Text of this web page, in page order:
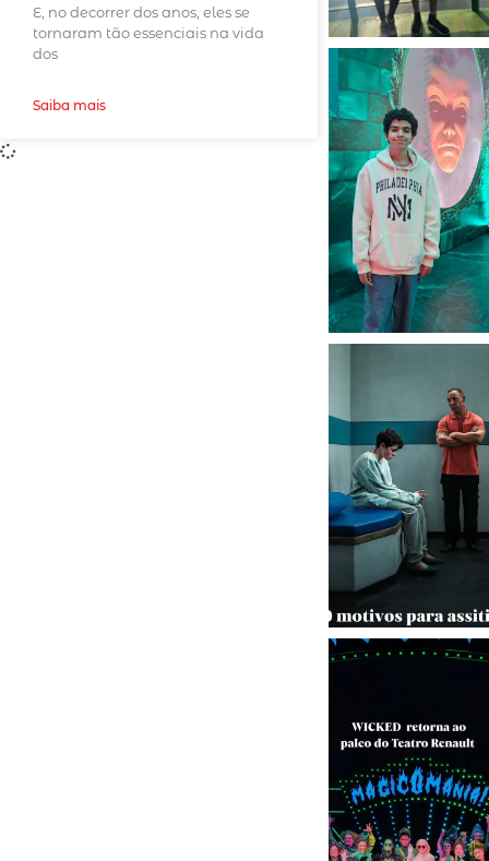
E, no decorrer dos anos, eles se
tornaram tão essenciais na vida
dos
Saiba mais